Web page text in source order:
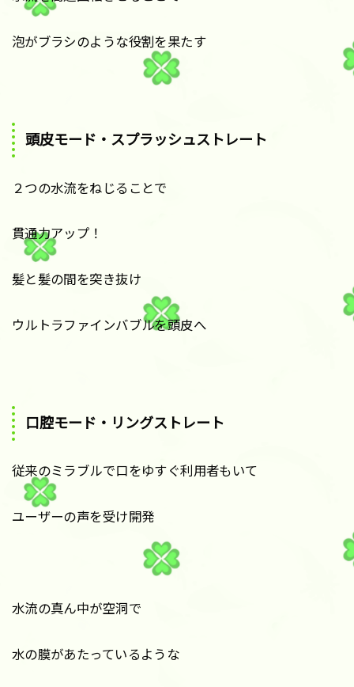
泡がブラシのような役割を果たす
頭皮モード・スプラッシュストレート
２つの水流をねじることで
貫通力アップ！
髪と髪の間を突き抜け
ウルトラファインバブルを頭皮へ
口腔モード・リングストレート
従来のミラブルで口をゆすぐ利用者もいて
ユーザーの声を受け開発
水流の真ん中が空洞で
水の膜があたっているような